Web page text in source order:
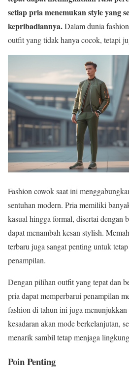
setiap pria menemukan style yang
kepribadiannya.Dalam dunia
outfit yang tidak hanya cocok, tetapi
Fashion cowok saat ini
sentuhan modern. Pria memiliki
kasual hingga formal, disertai dengan
dapat menambah kesan stylish.
terbaru juga sangat penting untuk
penampilan.
Dengan pilihan outfit yang tepat dan
pria dapat memperbarui penampilan
fashion di tahun ini juga menunjukkan
kesadaran akan mode berkelanjutan,
menarik sambil tetap menjaga
Poin Penting